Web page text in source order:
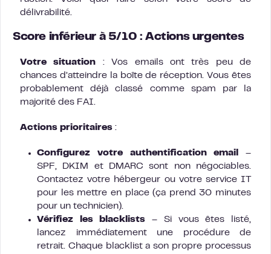
délivrabilité.
Score inférieur à 5/10 : Actions urgentes
Votre situation : Vos emails ont très peu de
chances d’atteindre la boîte de réception. Vous êtes
probablement déjà classé comme spam par la
majorité des FAI.
Actions prioritaires :
Configurez votre authentification email
–
SPF, DKIM et DMARC sont non négociables.
Contactez votre hébergeur ou votre service IT
pour les mettre en place (ça prend 30 minutes
pour un technicien).
Vérifiez les blacklists – Si vous êtes listé,
lancez immédiatement une procédure de
retrait. Chaque blacklist a son propre processus